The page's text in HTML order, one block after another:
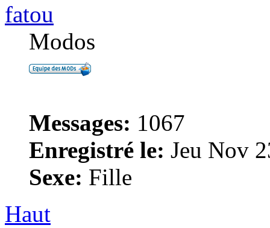
fatou
Modos
Messages: 1067
Enregistré le: Jeu Nov
Sexe: Fille
Haut